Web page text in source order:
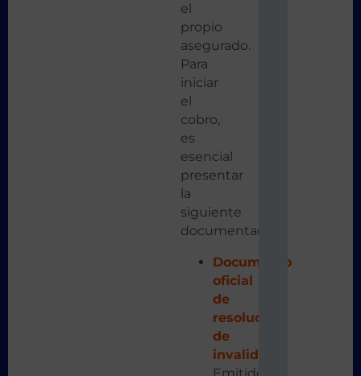
el
propio
asegurado.
Para
iniciar
el
cobro,
es
esencial
presentar
la
siguiente
documentación:
Documento
oficial
de
resolución
de
invalidez